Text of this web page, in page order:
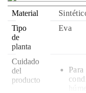
Material
Tipo
de
planta
Eva
Cuidado
del
producto